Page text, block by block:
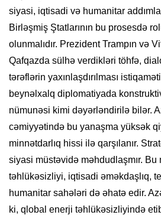
siyasi, iqtisadi və humanitar
Birləşmiş Ştatlarının bu prosesdə
olunmalıdır. Prezident Trampın və
Qafqazda sülhə verdikləri töhfə,
tərəflərin yaxınlaşdırılması
beynəlxalq diplomatiyada
nümunəsi kimi dəyərləndirilə bilər.
cəmiyyətində bu yanaşma yüksək
minnətdarlıq hissi ilə qarşılanır.
siyasi müstəvidə məhdudlaşmır.
təhlükəsizliyi, iqtisadi əməkdaşlıq,
humanitar sahələri də əhatə edir.
ki, qlobal enerji təhlükəsizliyində